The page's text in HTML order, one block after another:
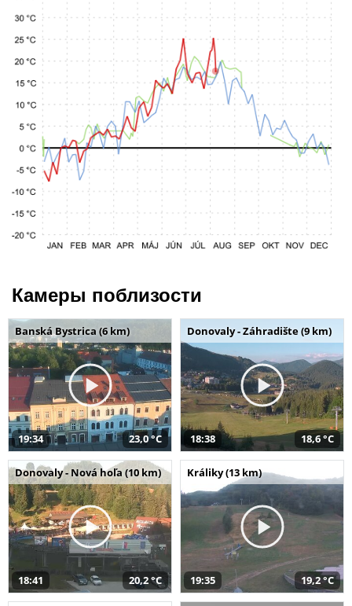
Камеры поблизости
Banská Bystrica (6 km)
19:34 23,0 °C
Donovaly - Záhradište (9 km)
18:38 18,6 °C
Donovaly - Nová hoľa (10 km)
18:41 20,2 °C
Králiky (13 km)
19:35 19,2 °C